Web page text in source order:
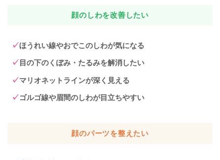
顔のしわを改善したい
ほうれい線やおでこのしわが気になる
目の下のくぼみ・たるみを解消したい
マリオネットラインが深く見える
ゴルゴ線や眉間のしわが目立ちやすい
顔のパーツを整えたい